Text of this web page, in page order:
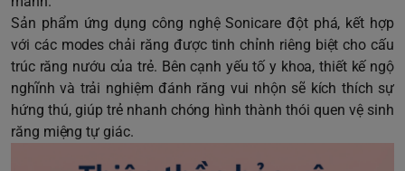
Sản phẩm ứng dụng công nghệ Sonicare đột phá, kết hợp
với các modes chải răng được tinh chỉnh riêng biệt cho cấu
trúc răng nướu của trẻ. Bên cạnh yếu tố y khoa, thiết kế ngộ
nghĩnh và trải nghiệm đánh răng vui nhộn sẽ kích thích sự
hứng thú, giúp trẻ nhanh chóng hình thành thói quen vệ sinh
răng miệng tự giác.